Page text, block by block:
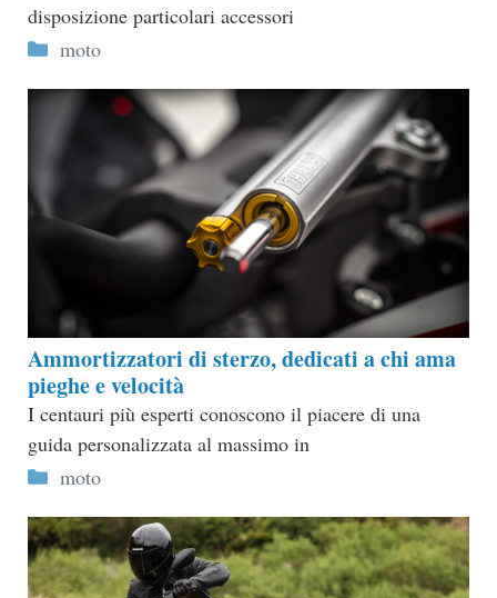
disposizione particolari accessori
Categorie
moto
Ammortizzatori di sterzo, dedicati a chi ama
pieghe e velocità
I centauri più esperti conoscono il piacere di una
guida personalizzata al massimo in
Categorie
moto